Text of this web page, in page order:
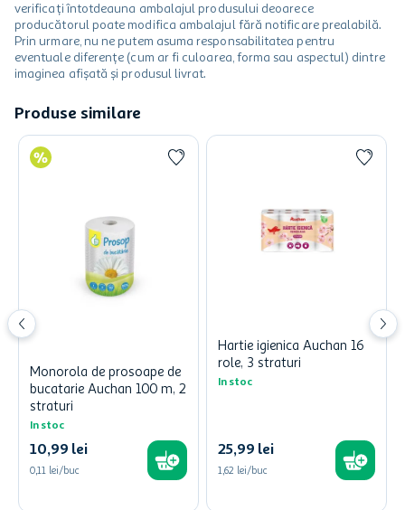
verificați întotdeauna ambalajul produsului deoarece
producătorul poate modifica ambalajul fără notificare prealabilă.
Prin urmare, nu ne putem asuma responsabilitatea pentru
eventuale diferențe (cum ar fi culoarea, forma sau aspectul) dintre
imaginea afișată și produsul livrat.
Produse similare
Monorola de prosoape de
bucatarie Auchan 100 m, 2
straturi
In stoc
10,99 lei
0,11 lei/buc
Hartie igienica Auchan 16
role, 3 straturi
In stoc
25,99 lei
1,62 lei/buc